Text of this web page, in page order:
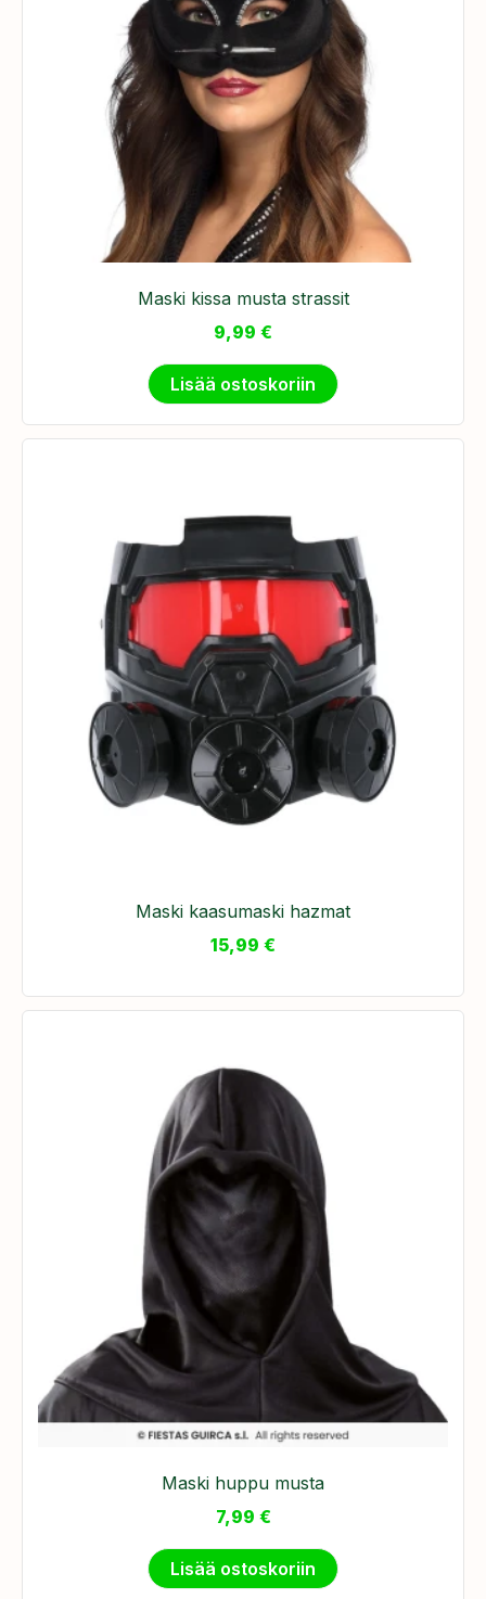
Maski kissa musta strassit
9,99 €
Lisää ostoskoriin
Maski kaasumaski hazmat
15,99 €
Maski huppu musta
7,99 €
Lisää ostoskoriin